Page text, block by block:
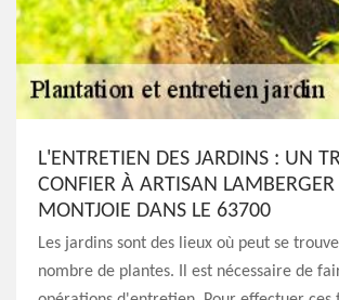
L'ENTRETIEN DES JARDINS : UN
CONFIER À ARTISAN
MONTJOIE DANS LE 63700
Les jardins sont des lieux où peut se
nombre de plantes. Il est nécessaire de